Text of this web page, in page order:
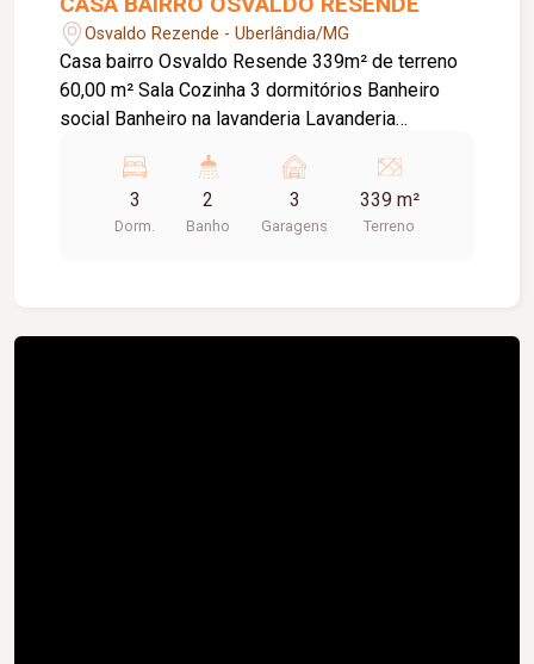
Osvaldo Rezende - Uberlândia/MG
Casa bairro Osvaldo Resende 339m² de terreno
60,00 m² Sala Cozinha 3 dormitórios Banheiro
social Banheiro na lavanderia Lavanderia
cômodos em baixo e dois cômodos em cima
3
Dorm.
2
Banho
3
Garagens
339 m²
Terreno